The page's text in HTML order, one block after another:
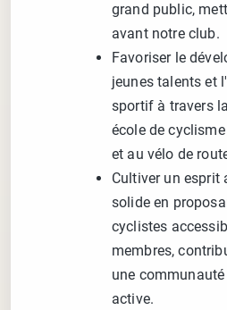
grand public,
avant notre club.
Favoriser le
jeunes talents et
sportif à travers
école de
et au vélo de
Cultiver un esprit
solide en
cyclistes
membres,
une
active.